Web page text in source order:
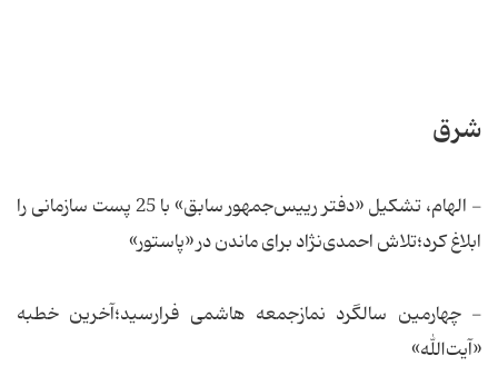
شرق
- الهام، تشکیل «دفتر رییس‌جمهور سابق» با 25 پست سازمانی را
ابلاغ کرد؛تلاش احمدی‌نژاد برای ماندن در «پاستور»
- چهارمین سالگرد نمازجمعه هاشمی فرارسید؛آخرین خطبه
«آیت‌الله»